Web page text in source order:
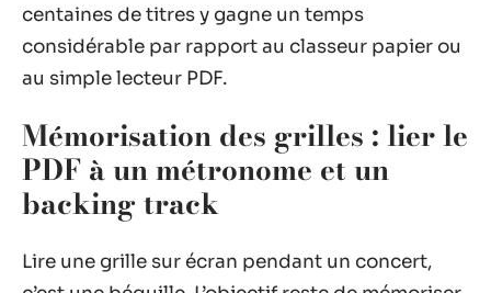
centaines de titres y gagne un temps
considérable par rapport au classeur papier ou
au simple lecteur PDF.
Mémorisation des grilles : lier le
PDF à un métronome et un
backing track
Lire une grille sur écran pendant un concert,